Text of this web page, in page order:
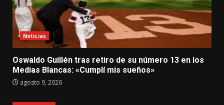
Noticias
Oswaldo Guillén tras retiro de su número 13 en los
Medias Blancas: «Cumplí mis sueños»
agosto 9, 2026